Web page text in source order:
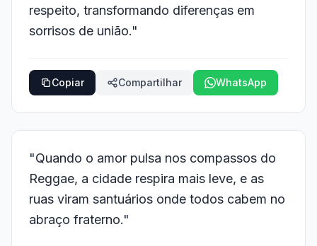
respeito, transformando diferenças em
sorrisos de união."
Copiar Compartilhar WhatsApp
"Quando o amor pulsa nos compassos do
Reggae, a cidade respira mais leve, e as
ruas viram santuários onde todos cabem no
abraço fraterno."